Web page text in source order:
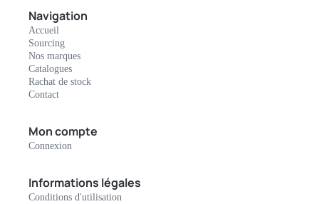
Navigation
Accueil
Sourcing
Nos marques
Catalogues
Rachat de stock
Contact
Mon compte
Connexion
Informations légales
Conditions d'utilisation